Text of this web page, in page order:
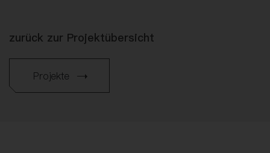
zurück zur Projektübersicht
Projekte